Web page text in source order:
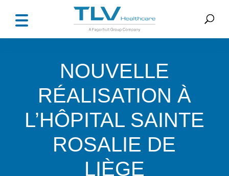
NOUVELLE
RÉALISATION À
L’HÔPITAL SAINTE
ROSALIE DE
LIÈGE